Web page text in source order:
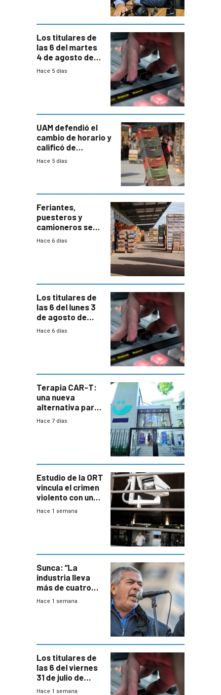
Los titulares de
las 6 del martes
4 de agosto de
2026
Hace 5 días
UAM defendió el
cambio de horario y
calificó de
“desproporcionado”
Hace 5 días
Feriantes,
puesteros y
camioneros se
movilizaron en
Hace 6 días
Los titulares de
las 6 del lunes 3
de agosto de
2026
Hace 6 días
Terapia CAR-T:
una nueva
alternativa para
niños y
Hace 7 días
Estudio de la ORT
vincula el crimen
violento con una
menor creación
Hace 1 semana
Sunca: “La
industria lleva
más de cuatro
meses sin
Hace 1 semana
Los titulares de
las 6 del viernes
31 de julio de
2026
Hace 1 semana